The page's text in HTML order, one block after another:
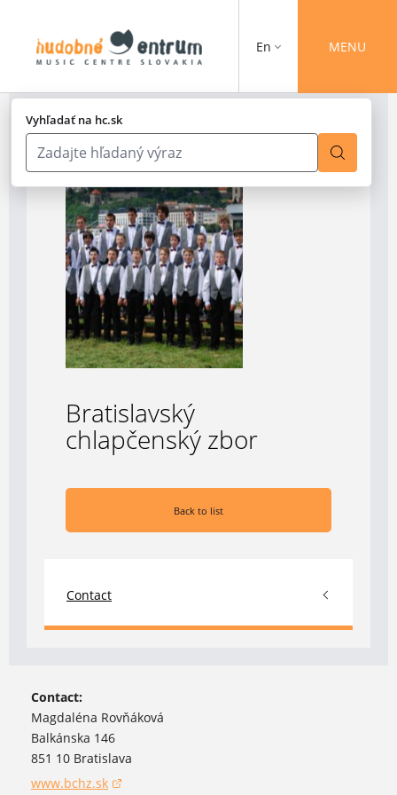
Vyhľadať na hc.sk
En MENU
Bratislavský
chlapčenský zbor
Back to list
Contact
Contact:
Magdaléna Rovňáková
Balkánska 146
851 10 Bratislava
www.bchz.sk